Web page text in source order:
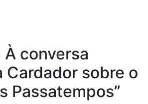
conversa
Cardador sobre o
Passatempos”